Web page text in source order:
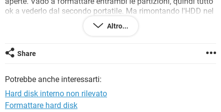
HARDWARE
ok a vederlo dal secondo portatile. Ma rimontando l'HDD nel
portatile Samsung niente, gira ma non viene rilevato. Anche
accedendo tramite il BIOS non mi risulta. Sapete
essere un problema, ma non lo trovo dal BIOS per
disabilitarlo. Spero sappiate aiutarmi che dopo svariati
Grazie in anticipo.
Altro...
Share
Potrebbe anche interessarti:
Hard disk interno non rilevato
Formattare hard disk